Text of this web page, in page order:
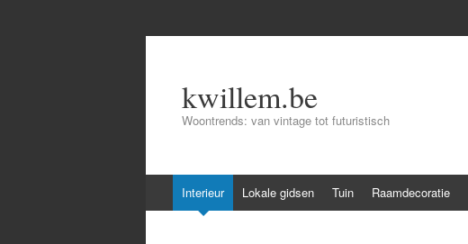
kwillem.be
Woontrends: van vintage tot futuristisch
to
Interieur Lokale gidsen Tuin Raamdecoratie